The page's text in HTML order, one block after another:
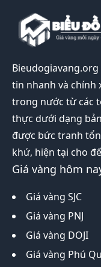
Bieudogiavang.org
tin nhanh và chính
trong nước từ các
thực dưới dạng
được bức tranh
khứ, hiện tại cho
Giá vàng hôm
Giá vàng SJC
Giá vàng PNJ
Giá vàng DOJI
Giá vàng Phú